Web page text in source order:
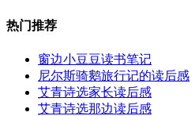
热门推荐
窗边小豆豆读书笔记
尼尔斯骑鹅旅行记的读后感
艾青诗选家长读后感
艾青诗选那边读后感